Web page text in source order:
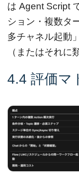
は Agent Script
ション・複数タ
多チャネル起動
（またはそれに
4.4 評価マ